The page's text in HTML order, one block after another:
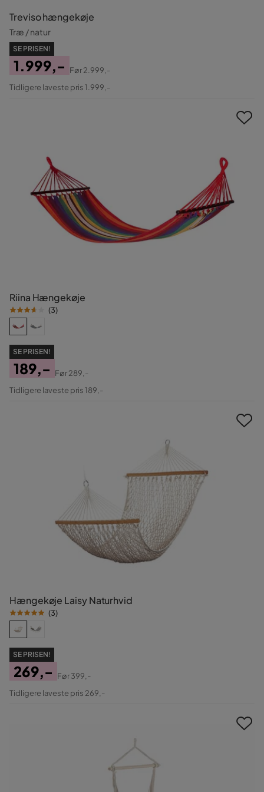
Treviso hængekøje
Træ / natur
SE PRISEN!
Pris
1.999,-
Original
Før2.999,-
Tidligere laveste pris 1.999,-
Riina Hængekøje
(3)
SE PRISEN!
Pris
189,-
Original
Før289,-
Tidligere laveste pris 189,-
Hængekøje Laisy Naturhvid
(3)
SE PRISEN!
Pris
269,-
Original
Før399,-
Tidligere laveste pris 269,-